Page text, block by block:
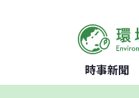
時事新聞